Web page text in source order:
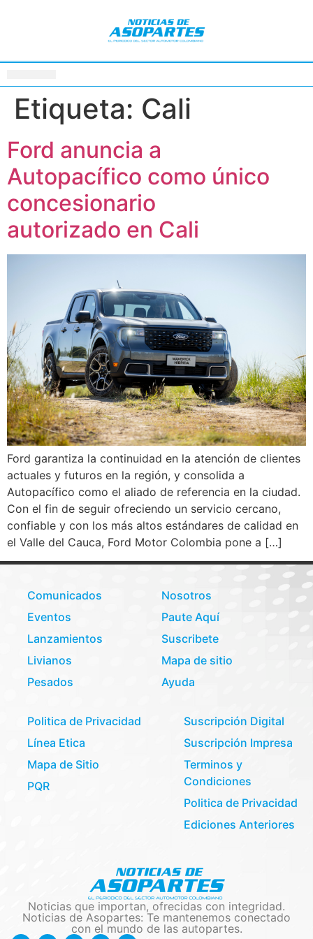
Etiqueta: Cali
Ford anuncia a
Autopacífico como único
concesionario
autorizado en Cali
Ford garantiza la continuidad en la atención de clientes
actuales y futuros en la región, y consolida a
Autopacífico como el aliado de referencia en la ciudad.
Con el fin de seguir ofreciendo un servicio cercano,
confiable y con los más altos estándares de calidad en
el Valle del Cauca, Ford Motor Colombia pone a […]
Comunicados
Eventos
Lanzamientos
Livianos
Pesados
Nosotros
Paute Aquí
Suscribete
Mapa de sitio
Ayuda
Politica de Privacidad
Línea Etica
Mapa de Sitio
PQR
Suscripción Digital
Suscripción Impresa
Terminos y
Condiciones
Politica de Privacidad
Ediciones Anteriores
Noticias que importan, ofrecidas con integridad.
Noticias de Asopartes: Te mantenemos conectado
con el mundo de las autopartes.